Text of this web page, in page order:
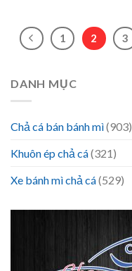
1 2 3
DANH MỤC
Chả cá bán bánh mì(903)
Khuôn ép chả cá(321)
Xe bánh mì chả cá(529)